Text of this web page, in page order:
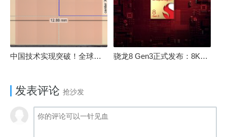
中国技术实现突破！全球最先进的3D NAND存储芯片被发现 骁龙8 Gen3正式发布：8K240手游成真！AI性能飙升98％
发表评论 抢沙发